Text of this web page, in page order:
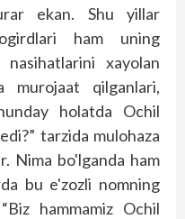
ekan. Shu yillar
ham uning
xayolan
murojaat qilganlari,
holatda Ochil
tarzida mulohaza
Nima bo'lganda ham
bu e'zozli nomning
hammamiz Ochil